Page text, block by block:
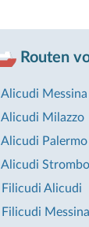
Routen
Alicudi Messina
Alicudi Milazzo
Alicudi Palermo
Alicudi
Filicudi Alicudi
Filicudi Messina